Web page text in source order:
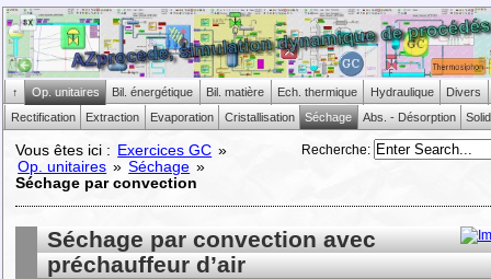
↑ Op. unitaires Bil. énergétique Bil. matière Ech. thermique Hydraulique
Divers
Rectification
Extraction Evaporation Cristallisation Séchage Abs. - Désorption
Recherche:
Vous êtes ici : Exercices GC »
Op. unitaires » Séchage »
Séchage par convection
Séchage par convection avec
préchauffeur d’air